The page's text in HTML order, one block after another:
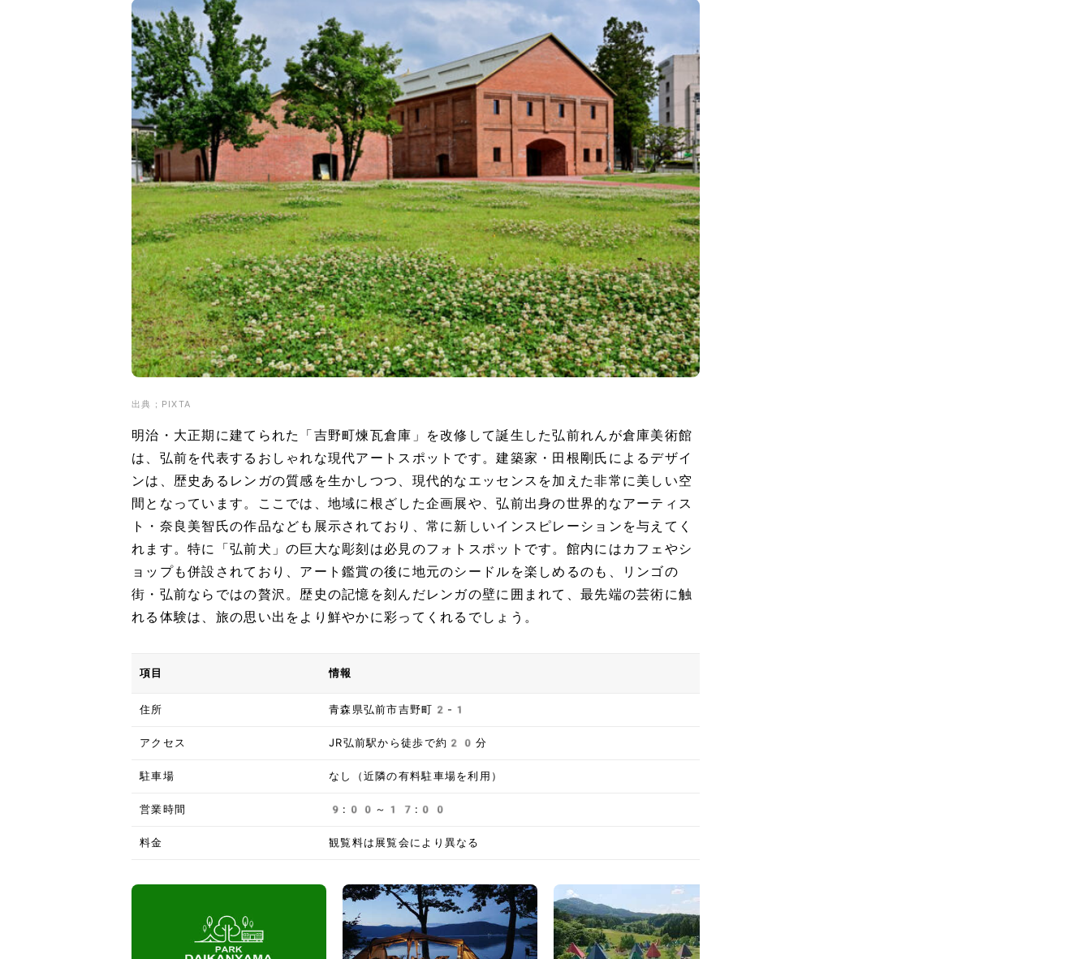
出典；PIXTA
明治・大正期に建てられた「吉野町煉瓦倉庫」を改修して誕生した弘前れんが倉庫美術館
は、弘前を代表するおしゃれな現代アートスポットです。建築家・田根剛氏によるデザイ
ンは、歴史あるレンガの質感を生かしつつ、現代的なエッセンスを加えた非常に美しい空
間となっています。ここでは、地域に根ざした企画展や、弘前出身の世界的なアーティス
ト・奈良美智氏の作品なども展示されており、常に新しいインスピレーションを与えてく
れます。特に「弘前犬」の巨大な彫刻は必見のフォトスポットです。館内にはカフェやシ
ョップも併設されており、アート鑑賞の後に地元のシードルを楽しめるのも、リンゴの
街・弘前ならではの贅沢。歴史の記憶を刻んだレンガの壁に囲まれて、最先端の芸術に触
れる体験は、旅の思い出をより鮮やかに彩ってくれるでしょう。
項目 情報
住所 青森県弘前市吉野町2-1
アクセス JR弘前駅から徒歩で約20分
駐車場 なし（近隣の有料駐車場を利用）
営業時間 9:00～17:00
料金 観覧料は展覧会により異なる